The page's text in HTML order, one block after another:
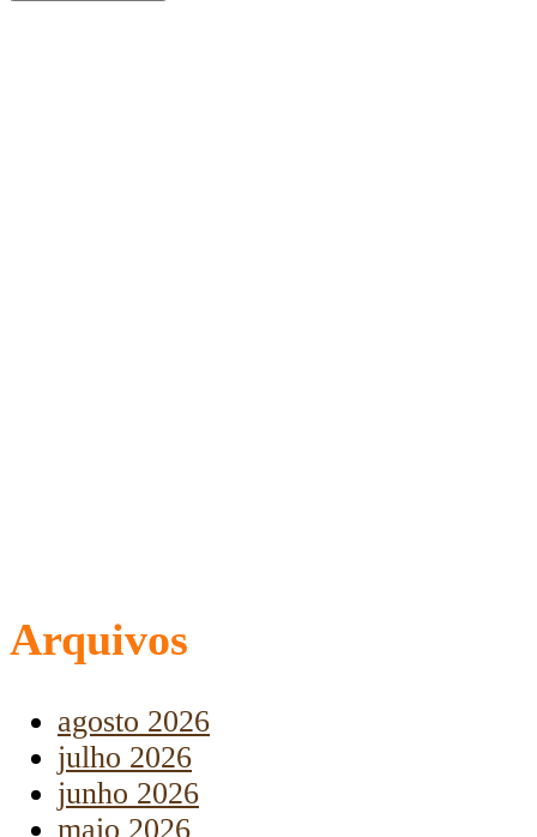
Arquivos
agosto 2026
julho 2026
junho 2026
maio 2026